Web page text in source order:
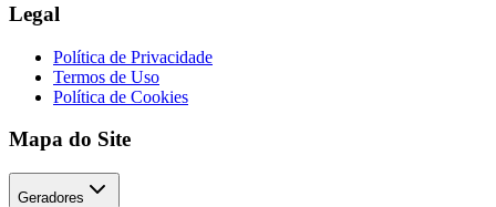
Legal
Política de Privacidade
Termos de Uso
Política de Cookies
Mapa do Site
Geradores